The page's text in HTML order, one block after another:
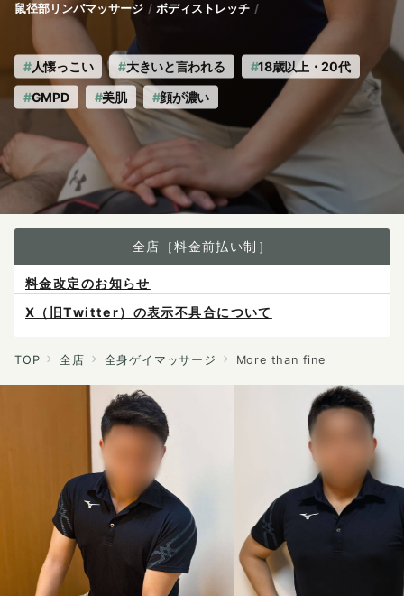
鼠径部リンパマッサージ
ボディストレッチ
人懐っこい 大きいと言われる
18歳以上・20代
GMPD
美肌 顔が濃い
全店［料金前払い制］
X（旧Twitter）の表示不具合について
ご予約は各店へ直接お問い合わせください。
料金は当日施術前にお支払いください。
感染症防止対策について
料金改定のお知らせ
TOP 全店 全身ゲイマッサージ More than fine